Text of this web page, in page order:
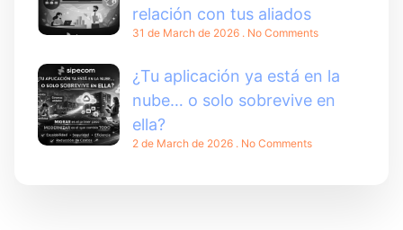
relación con tus aliados
31 de March de 2026 No Comments
¿Tu aplicación ya está en la
nube… o solo sobrevive en
ella?
2 de March de 2026 No Comments